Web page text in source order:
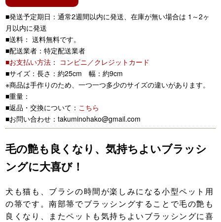
■発送予定期日：通常2週間以内に発送、在庫が無い場合は 1～2ヶ
月以内に発送
■送料： 送料無料です。
■配送業者：特定配送業者
■お支払い方法 ： コンビニ／クレジットカード
■サイズ：長さ：約25cm 幅：約9cm
※商品は手作りのため、一つ一つ多少のサイズの違いがあります。
■重量：
■返品・交換について： こちら
■お問い合わせ：takuminohako@gmail.com
毛の艶も良くなり、気持ちよいブラッシ
ングに大喜び！
犬も猫も、ブラシの時間が楽しみになる小型ペット用
の箒です。南部箒でブラッシングすることで毛の艶も
良くなり、またペットも気持ちよいブラッシングに喜